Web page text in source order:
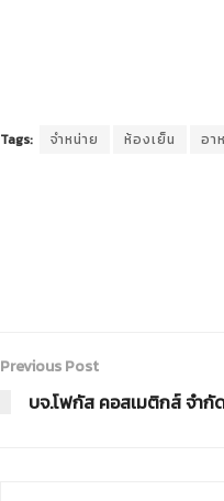
Tags: จำหน่าย ห้องเย็น อา
Previous Post
บจ.โฟกัส คอสเมติกส์ จำ